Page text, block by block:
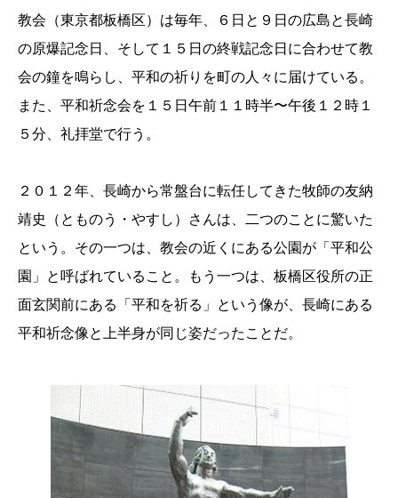
教会（東京都板橋区）は毎年、６日と９日の広島と長崎
の原爆記念日、そして１５日の終戦記念日に合わせて教
会の鐘を鳴らし、平和の祈りを町の人々に届けている。
また、平和祈念会を１５日午前１１時半〜午後１２時１
５分、礼拝堂で行う。
２０１２年、長崎から常盤台に転任してきた牧師の友納
靖史（とものう・やすし）さんは、二つのことに驚いた
という。その一つは、教会の近くにある公園が「平和公
園」と呼ばれていること。もう一つは、板橋区役所の正
面玄関前にある「平和を祈る」という像が、長崎にある
平和祈念像と上半身が同じ姿だったことだ。